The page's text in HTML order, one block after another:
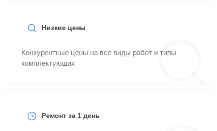
Низкие цены
Конкурентные цены на все виды работ и типы
комплектующих
Ремонт за 1 день